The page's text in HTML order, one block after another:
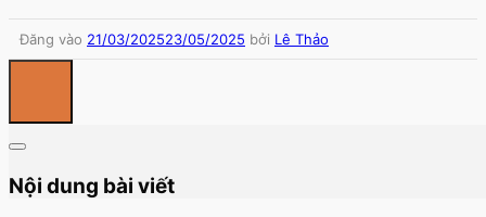
Đăng vào 21/03/202523/05/2025 bởi Lê Thảo
Nội dung bài viết